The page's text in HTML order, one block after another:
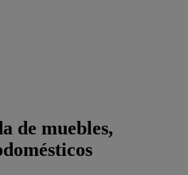
de muebles,